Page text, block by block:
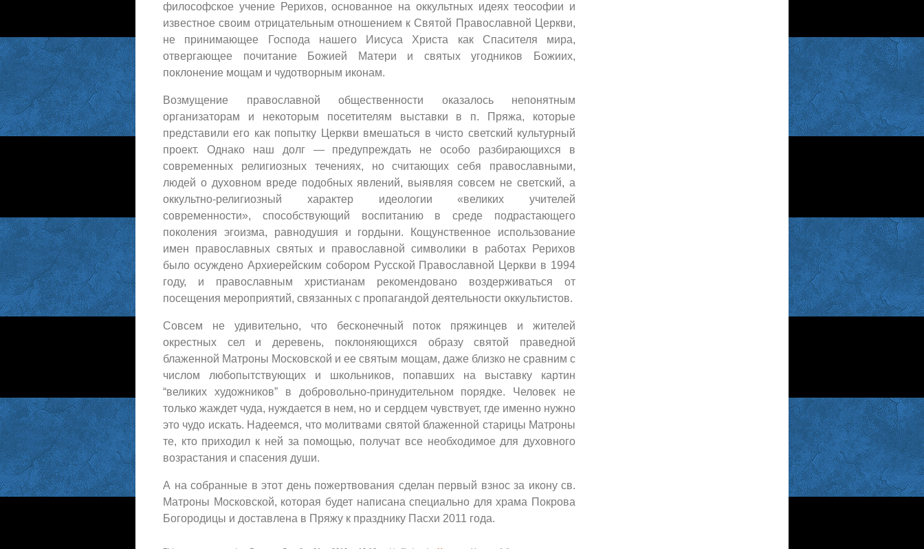
философское учение Рерихов, основанное на оккультных идеях теософии и
известное своим отрицательным отношением к Святой Православной Церкви,
не принимающее Господа нашего Иисуса Христа как Спасителя мира,
отвергающее почитание Божией Матери и святых угодников Божиих,
поклонение мощам и чудотворным иконам.
Возмущение православной общественности оказалось непонятным
организаторам и некоторым посетителям выставки в п. Пряжа, которые
представили его как попытку Церкви вмешаться в чисто светский культурный
проект. Однако наш долг — предупреждать не особо разбирающихся в
современных религиозных течениях, но считающих себя православными,
людей о духовном вреде подобных явлений, выявляя совсем не светский, а
оккультно-религиозный характер идеологии «великих учителей
современности», способствующий воспитанию в среде подрастающего
поколения эгоизма, равнодушия и гордыни. Кощунственное использование
имен православных святых и православной символики в работах Рерихов
было осуждено Архиерейским собором Русской Православной Церкви в 1994
году, и православным христианам рекомендовано воздерживаться от
посещения мероприятий, связанных с пропагандой деятельности оккультистов.
Совсем не удивительно, что бесконечный поток пряжинцев и жителей
окрестных сел и деревень, поклоняющихся образу святой праведной
блаженной Матроны Московской и ее святым мощам, даже близко не сравним с
числом любопытствующих и школьников, попавших на выставку картин
“великих художников” в добровольно-принудительном порядке. Человек не
только жаждет чуда, нуждается в нем, но и сердцем чувствует, где именно нужно
это чудо искать. Надеемся, что молитвами святой блаженной старицы Матроны
те, кто приходил к ней за помощью, получат все необходимое для духовного
возрастания и спасения души.
А на собранные в этот день пожертвования сделан первый взнос за икону св.
Матроны Московской, которая будет написана специально для храма Покрова
Богородицы и доставлена в Пряжу к празднику Пасхи 2011 года.